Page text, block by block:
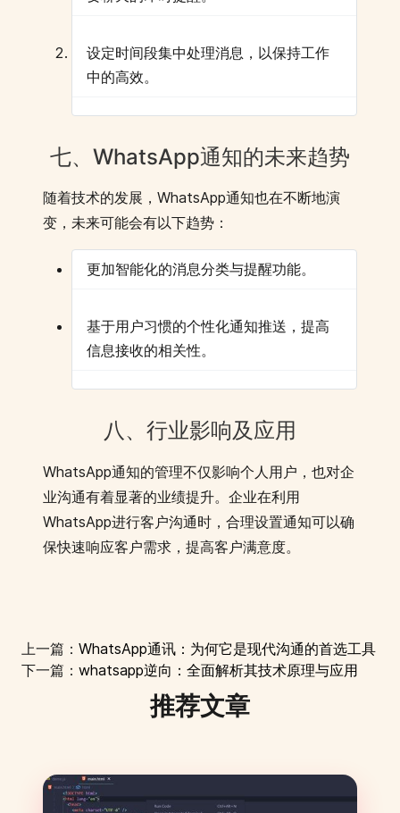
设定时间段集中处理消息，以保持工作
中的高效。
七、WhatsApp通知的未来趋势
随着技术的发展，WhatsApp通知也在不断地演
变，未来可能会有以下趋势：
更加智能化的消息分类与提醒功能。
基于用户习惯的个性化通知推送，提高
信息接收的相关性。
八、行业影响及应用
WhatsApp通知的管理不仅影响个人用户，也对企
业沟通有着显著的业绩提升。企业在利用
WhatsApp进行客户沟通时，合理设置通知可以确
保快速响应客户需求，提高客户满意度。
上一篇： WhatsApp通讯：为何它是现代沟通的首选工具
下一篇： whatsapp逆向：全面解析其技术原理与应用
推荐文章